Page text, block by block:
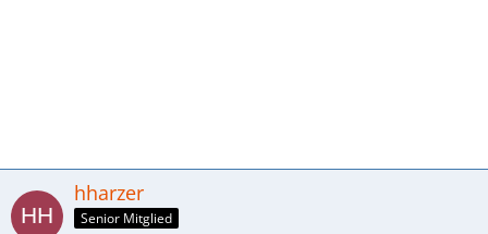
hharzer
Senior Mitglied